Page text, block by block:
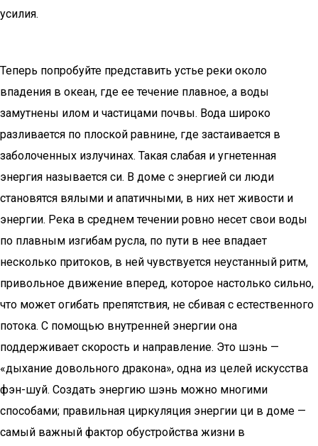
усилия.
Теперь попробуйте представить устье реки около
впадения в океан, где ее течение плавное, а воды
замутнены илом и частицами почвы. Вода широко
разливается по плоской равнине, где застаивается в
заболоченных излучинах. Такая слабая и угнетенная
энергия называется си. В доме с энергией си люди
становятся вялыми и апатичными, в них нет живости и
энергии. Река в среднем течении ровно несет свои воды
по плавным изгибам русла, по пути в нее впадает
несколько притоков, в ней чувствуется неустанный ритм,
привольное движение вперед, которое настолько сильно,
что может огибать препятствия, не сбивая с естественного
потока. С помощью внутренней энергии она
поддерживает скорость и направление. Это шэнь —
«дыхание довольного дракона», одна из целей искусства
фэн-шуй. Создать энергию шэнь можно многими
способами; правильная циркуляция энергии ци в доме —
самый важный фактор обустройства жизни в